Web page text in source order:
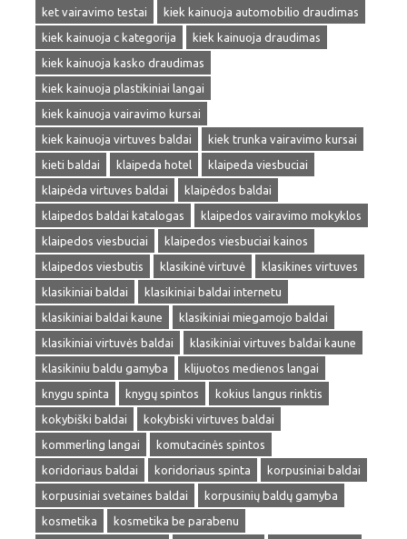
ket vairavimo testai
kiek kainuoja automobilio draudimas
kiek kainuoja c kategorija
kiek kainuoja draudimas
kiek kainuoja kasko draudimas
kiek kainuoja plastikiniai langai
kiek kainuoja vairavimo kursai
kiek kainuoja virtuves baldai
kiek trunka vairavimo kursai
kieti baldai
klaipeda hotel
klaipeda viesbuciai
klaipėda virtuves baldai
klaipėdos baldai
klaipedos baldai katalogas
klaipedos vairavimo mokyklos
klaipedos viesbuciai
klaipedos viesbuciai kainos
klaipedos viesbutis
klasikinė virtuvė
klasikines virtuves
klasikiniai baldai
klasikiniai baldai internetu
klasikiniai baldai kaune
klasikiniai miegamojo baldai
klasikiniai virtuvės baldai
klasikiniai virtuves baldai kaune
klasikiniu baldu gamyba
klijuotos medienos langai
knygu spinta
knygų spintos
kokius langus rinktis
kokybiški baldai
kokybiski virtuves baldai
kommerling langai
komutacinės spintos
koridoriaus baldai
koridoriaus spinta
korpusiniai baldai
korpusiniai svetaines baldai
korpusinių baldų gamyba
kosmetika
kosmetika be parabenu